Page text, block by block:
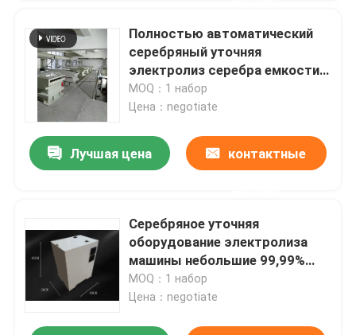
Полностью автоматический
серебряный уточняя
электролиз серебра емкости
машины 200kg
MOQ：1 набор
Цена：negotiate
Лучшая цена контактные
Серебряное уточняя
оборудование электролиза
машины небольшие 99,99%
легкое для того чтобы
привестись в действие
MOQ：1 набор
Цена：negotiate